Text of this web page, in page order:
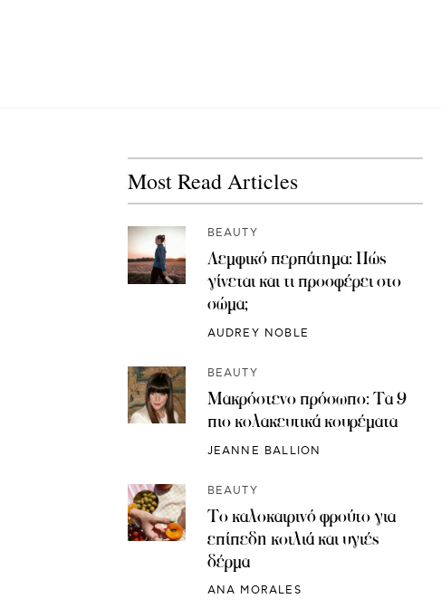
Most Read Articles
BEAUTY
Λεμφικό περπάτημα: Πώς
γίνεται και τι προσφέρει στο
σώμα;
AUDREY NOBLE
BEAUTY
Μακρόστενο πρόσωπο: Τα 9
πιο κολακευτικά κουρέματα
JEANNE BALLION
BEAUTY
Το καλοκαιρινό φρούτο για
επίπεδη κοιλιά και υγιές
δέρμα
ANA MORALES